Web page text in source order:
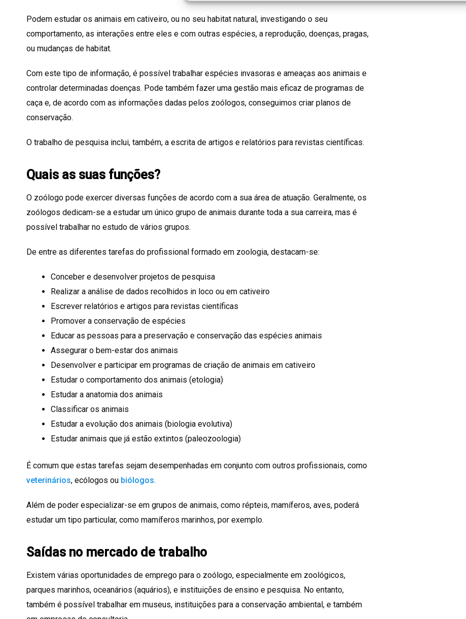
Podem estudar os animais em cativeiro, ou no seu habitat natural, investigando o seu
comportamento, as interações entre eles e com outras espécies, a reprodução, doenças, pragas,
ou mudanças de habitat.
Com este tipo de informação, é possível trabalhar espécies invasoras e ameaças aos animais e
controlar determinadas doenças. Pode também fazer uma gestão mais eficaz de programas de
caça e, de acordo com as informações dadas pelos zoólogos, conseguimos criar planos de
conservação.
O trabalho de pesquisa inclui, também, a escrita de artigos e relatórios para revistas científicas.
Quais as suas funções?
O zoólogo pode exercer diversas funções de acordo com a sua área de atuação. Geralmente, os
zoólogos dedicam-se a estudar um único grupo de animais durante toda a sua carreira, mas é
possível trabalhar no estudo de vários grupos.
De entre as diferentes tarefas do profissional formado em zoologia, destacam-se:
Conceber e desenvolver projetos de pesquisa
Realizar a análise de dados recolhidos in loco ou em cativeiro
Escrever relatórios e artigos para revistas científicas
Promover a conservação de espécies
Educar as pessoas para a preservação e conservação das espécies animais
Assegurar o bem-estar dos animais
Desenvolver e participar em programas de criação de animais em cativeiro
Estudar o comportamento dos animais (etologia)
Estudar a anatomia dos animais
Classificar os animais
Estudar a evolução dos animais (biologia evolutiva)
Estudar animais que já estão extintos (paleozoologia)
É comum que estas tarefas sejam desempenhadas em conjunto com outros profissionais, como
veterinários, ecólogos ou biólogos.
Além de poder especializar-se em grupos de animais, como répteis, mamíferos, aves, poderá
estudar um tipo particular, como mamíferos marinhos, por exemplo.
Saídas no mercado de trabalho
Existem várias oportunidades de emprego para o zoólogo, especialmente em zoológicos,
parques marinhos, oceanários (aquários), e instituições de ensino e pesquisa. No entanto,
também é possível trabalhar em museus, instituições para a conservação ambiental, e também